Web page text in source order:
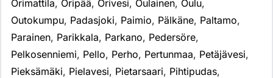
Orimattila, Oripää, Orivesi, Oulainen, Oulu,
Outokumpu, Padasjoki, Paimio, Pälkäne, Paltamo,
Parainen, Parikkala, Parkano, Pedersöre,
Pelkosenniemi, Pello, Perho, Pertunmaa, Petäjävesi,
Pieksämäki, Pielavesi, Pietarsaari, Pihtipudas,